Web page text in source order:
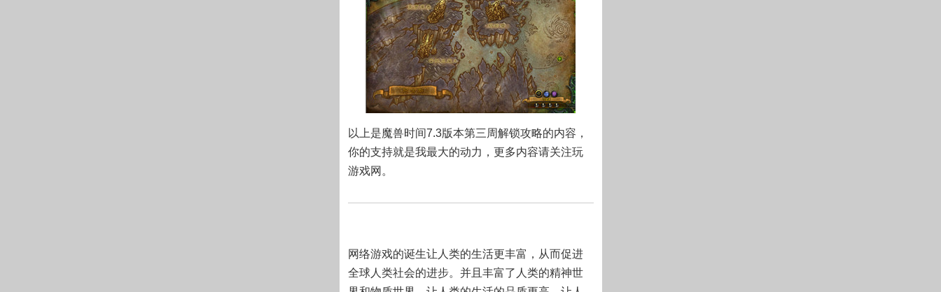
以上是魔兽时间7.3版本第三周解锁攻略的内容，
你的支持就是我最大的动力，更多内容请关注玩
游戏网。
网络游戏的诞生让人类的生活更丰富，从而促进
全球人类社会的进步。并且丰富了人类的精神世